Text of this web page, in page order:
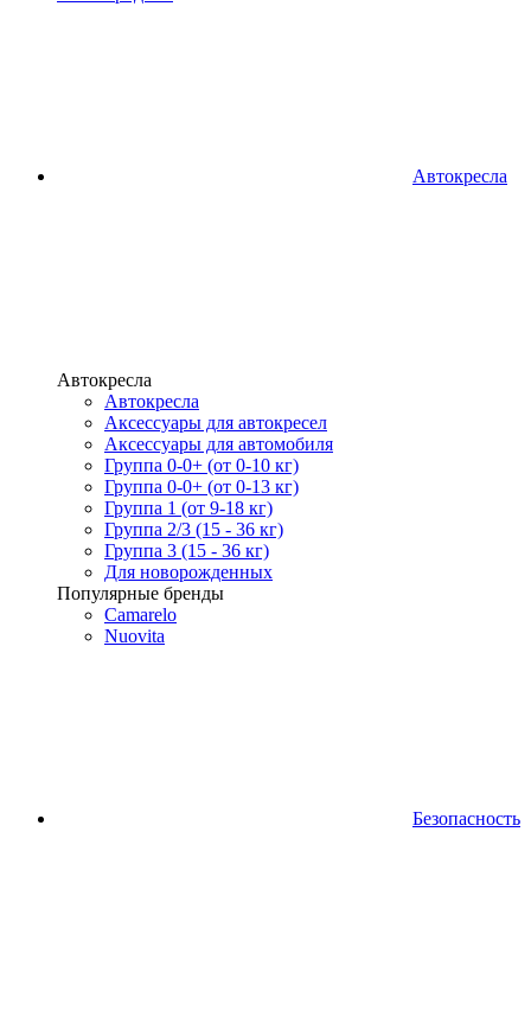
Автокресла
Автокресла
Автокресла
Аксессуары для автокресел
Аксессуары для автомобиля
Группа 0-0+ (от 0-10 кг)
Группа 0-0+ (от 0-13 кг)
Группа 1 (от 9-18 кг)
Группа 2/3 (15 - 36 кг)
Группа 3 (15 - 36 кг)
Для новорожденных
Популярные бренды
Camarelo
Nuovita
Безопасность